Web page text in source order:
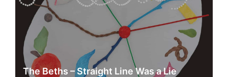
The Beths – Straight Line Was a Lie